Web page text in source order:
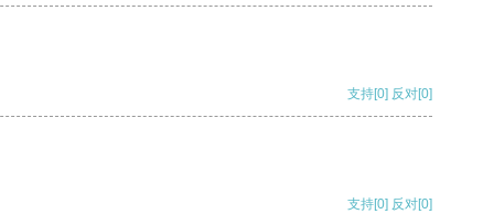
支持[0] 反对[0]
支持[0] 反对[0]